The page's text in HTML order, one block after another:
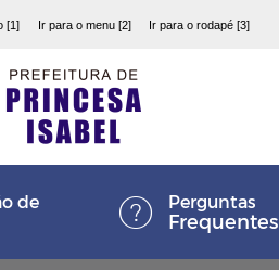
[1] Ir para o menu [2] Ir para o rodapé [3]
de Perguntas
Frequentes